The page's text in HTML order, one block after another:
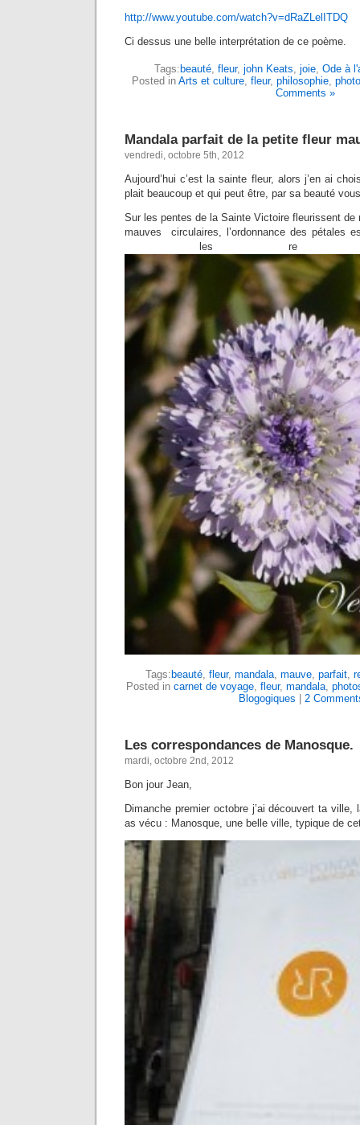
http://www.youtube.com/watch?v=dRaZLelITDQ
Ci dessus une belle interprétation de ce poème.
Tags:beauté, fleur, john Keats joie, Ode à
Posted in Arts et culture, fleur, philosophie,
Comments »
Mandala parfait de la petite fleur
vendredi, octobre 5th, 2012
Aujourd’hui c’est la sainte fleur, alors j’en ai
plait beaucoup et qui peut être, par sa beauté
Sur les pentes de la Sainte Victoire fleurissent
mauves circulaires, l’ordonnance des pétales
les re
Tags:beauté fleur, mandala mauve parfait
Posted in carnet de voyage fleur, mandala
Blogogiques | 2
Les correspondances de Manosque.
mardi, octobre 2nd, 2012
Bon jour Jean,
Dimanche premier octobre j’ai découvert ta
as vécu : Manosque, une belle ville, typique de